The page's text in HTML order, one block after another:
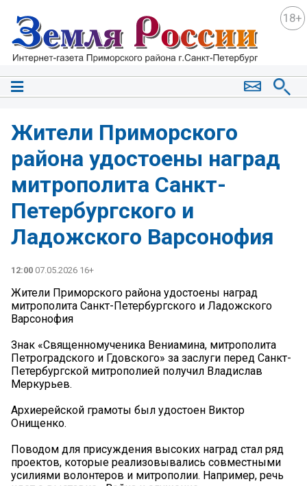
18+
Жители Приморского
района удостоены наград
митрополита Санкт-
Петербургского и
Ладожского Варсонофия
12:00 07.05.2026 16+
Жители Приморского района удостоены наград
митрополита Санкт-Петербургского и Ладожского
Варсонофия
Знак «Священномученика Вениамина, митрополита
Петроградского и Гдовского» за заслуги перед Санкт-
Петербургской митрополией получил Владислав
Меркурьев.
Архиерейской грамоты был удостоен Виктор
Онищенко.
Поводом для присуждения высоких наград стал ряд
проектов, которые реализовывались совместными
усилиями волонтеров и митрополии. Например, речь